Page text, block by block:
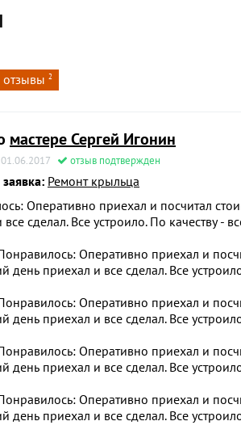
отзывы 2
мастере Сергей Игонин
01.06.2017 отзыв подтвержден
Ремонт крыльца
Оперативно приехал и посчитал
сделал. Все устроило. По качеству -
Оперативно приехал и
день приехал и все сделал. Все
Оперативно приехал и
день приехал и все сделал. Все
Оперативно приехал и
день приехал и все сделал. Все
Оперативно приехал и
день приехал и все сделал. Все